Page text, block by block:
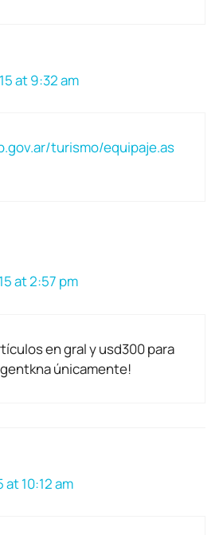
at 9:32 am
turismo/equipaje.as
at 2:57 pm
en gral y usd300 para
únicamente!
at 10:12 am